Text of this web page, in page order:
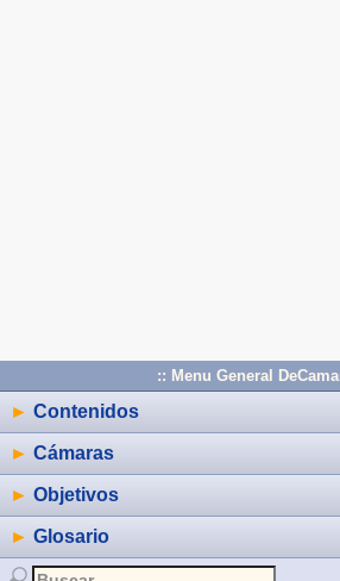
:: Menu General
► Contenidos
► Cámaras
► Objetivos
► Glosario